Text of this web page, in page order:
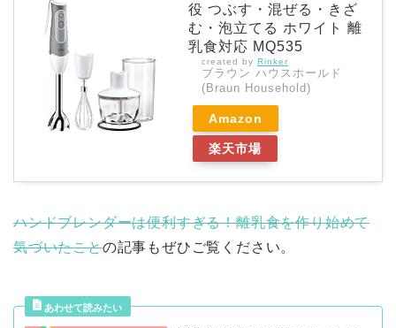
役 つぶす・混ぜる・きざ
む・泡立てる ホワイト 離
乳食対応 MQ535
created by Rinker
ブラウン ハウスホールド
(Braun Household)
Amazon
楽天市場
ハンドブレンダーは便利すぎる！離乳食を作り始めて
気づいたことの記事もぜひご覧ください。